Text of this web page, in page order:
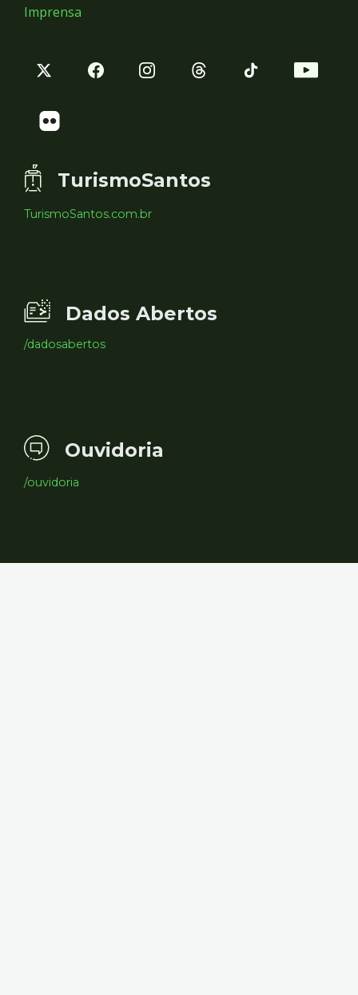
Imprensa
TurismoSantos
TurismoSantos.com.br
Dados Abertos
/dadosabertos
Ouvidoria
/ouvidoria